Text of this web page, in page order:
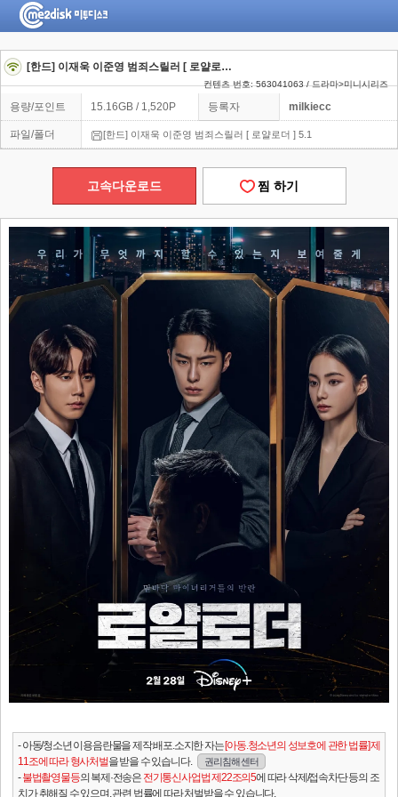
[한드] 이재욱 이준영 범죄스릴러 [ 로얄로더 ] 5.1
컨텐츠 번호: 563041063 / 드라마>미니시리즈
용량/포인트 15.16GB / 1,520P 등록자 milkiecc
파일/폴더 [한드] 이재욱 이준영 범죄스릴러 [ 로얄로더 ] 5.1
고속다운로드 찜 하기
- 아동/청소년 이용음란물을 제작.배포.소지한 자는[아동.청소년의 성보호에 관한 법률] 제
11조에 따라 형사처벌을 받을 수 있습니다. 권리침해 센터
-불법촬영물등의 복제·전송은 전기통신사업법 제22조의5에 따라 삭제/접속차단 등의 조
치가 취해질 수 있으며, 관련 법률에 따라 처벌받을 수 있습니다.